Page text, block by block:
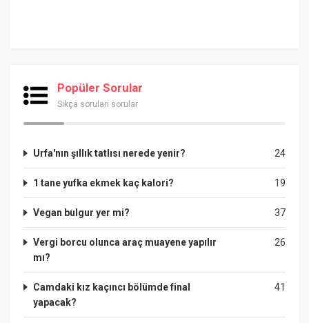
Popüler Sorular
Sıkça sorulan sorular
24
Urfa'nın şıllık tatlısı nerede yenir?
19
1 tane yufka ekmek kaç kalori?
37
Vegan bulgur yer mi?
26
Vergi borcu olunca araç muayene yapılır
mı?
41
Camdaki kız kaçıncı bölümde final
yapacak?